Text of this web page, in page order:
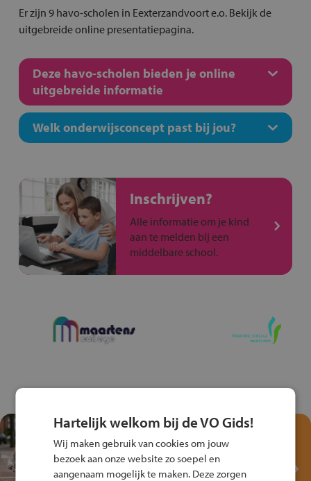
Er zijn 9 havo-scholen in Eexterzandvoort e.o. Bekijk de
uitgebreide online presentatiepagina.
Deze havo-scholen bieden je online
uitgebreide informatie
Welk onderwijsconcept past bij jou?
Inschrijven?
Alle informatie om je kind
aan te melden bij een
middelbare school.
Test je kennis met het
Fiets Veilig
Verkeersspel!
Hartelijk welkom bij de VO Gids!
Wij maken gebruik van cookies om jouw
bezoek aan onze website zo soepel en
aangenaam mogelijk te maken. Deze zorgen